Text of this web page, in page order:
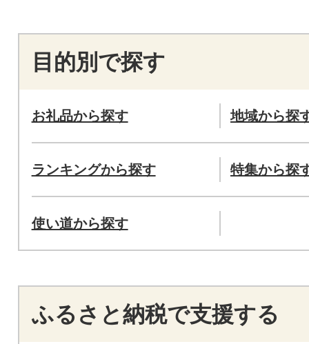
目的別で探す
お礼品から探す 地域から探
ランキングから探す 特集から探
使い道から探す
ふるさと納税で支援する